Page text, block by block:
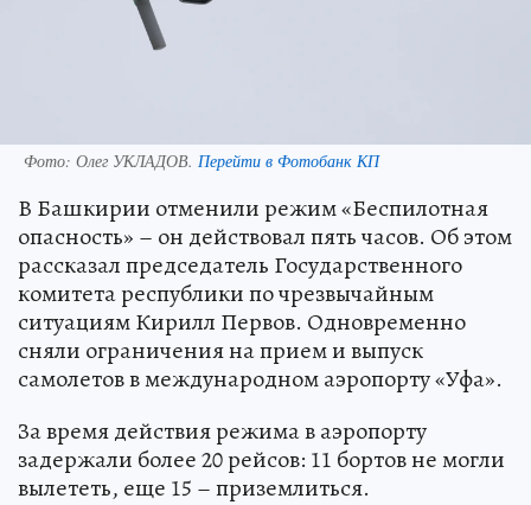
Фото: Олег УКЛАДОВ. Перейти в Фотобанк КП
В Башкирии отменили режим «Беспилотная
опасность» – он действовал пять часов. Об этом
рассказал председатель Государственного
комитета республики по чрезвычайным
ситуациям Кирилл Первов. Одновременно
сняли ограничения на прием и выпуск
самолетов в международном аэропорту «Уфа».
За время действия режима в аэропорту
задержали более 20 рейсов: 11 бортов не могли
вылететь, еще 15 – приземлиться.